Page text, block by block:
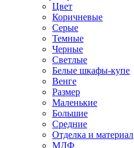
Цвет
Коричневые
Серые
Темные
Черные
Светлые
Белые шкафы-купе
Венге
Размер
Маленькие
Большие
Средние
Отделка и материал
МДФ